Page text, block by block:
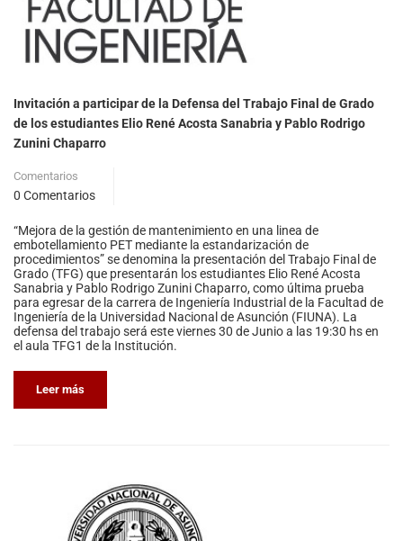
Invitación a participar de la Defensa del Trabajo Final de Grado
de los estudiantes Elio René Acosta Sanabria y Pablo Rodrigo
Zunini Chaparro
Comentarios
0 Comentarios
“Mejora de la gestión de mantenimiento en una linea de
embotellamiento PET mediante la estandarización de
procedimientos” se denomina la presentación del Trabajo Final de
Grado (TFG) que presentarán los estudiantes Elio René Acosta
Sanabria y Pablo Rodrigo Zunini Chaparro, como última prueba
para egresar de la carrera de Ingeniería Industrial de la Facultad de
Ingeniería de la Universidad Nacional de Asunción (FIUNA). La
defensa del trabajo será este viernes 30 de Junio a las 19:30 hs en
el aula TFG1 de la Institución.
Leer más